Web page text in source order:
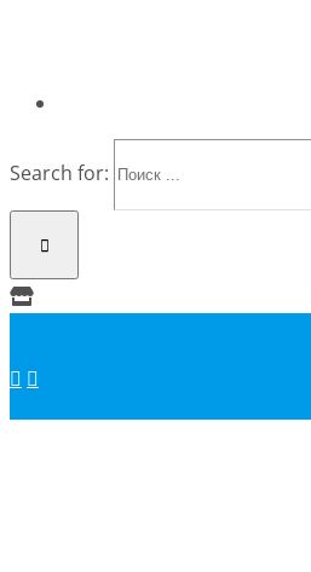
Search for: